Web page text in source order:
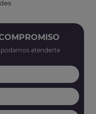
atenderte